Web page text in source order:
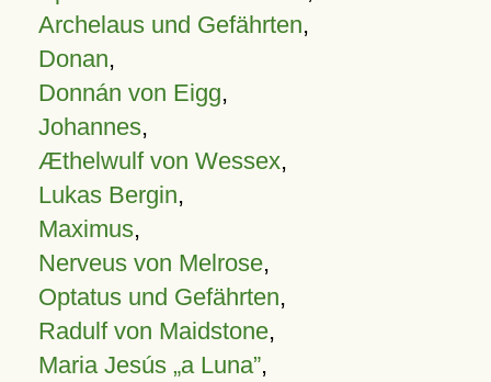
Archelaus und Gefährten,
Donan,
Donnán von Eigg,
Johannes,
Æthelwulf von Wessex,
Lukas Bergin,
Maximus,
Nerveus von Melrose,
Optatus und Gefährten,
Radulf von Maidstone,
Maria Jesús „a Luna”,